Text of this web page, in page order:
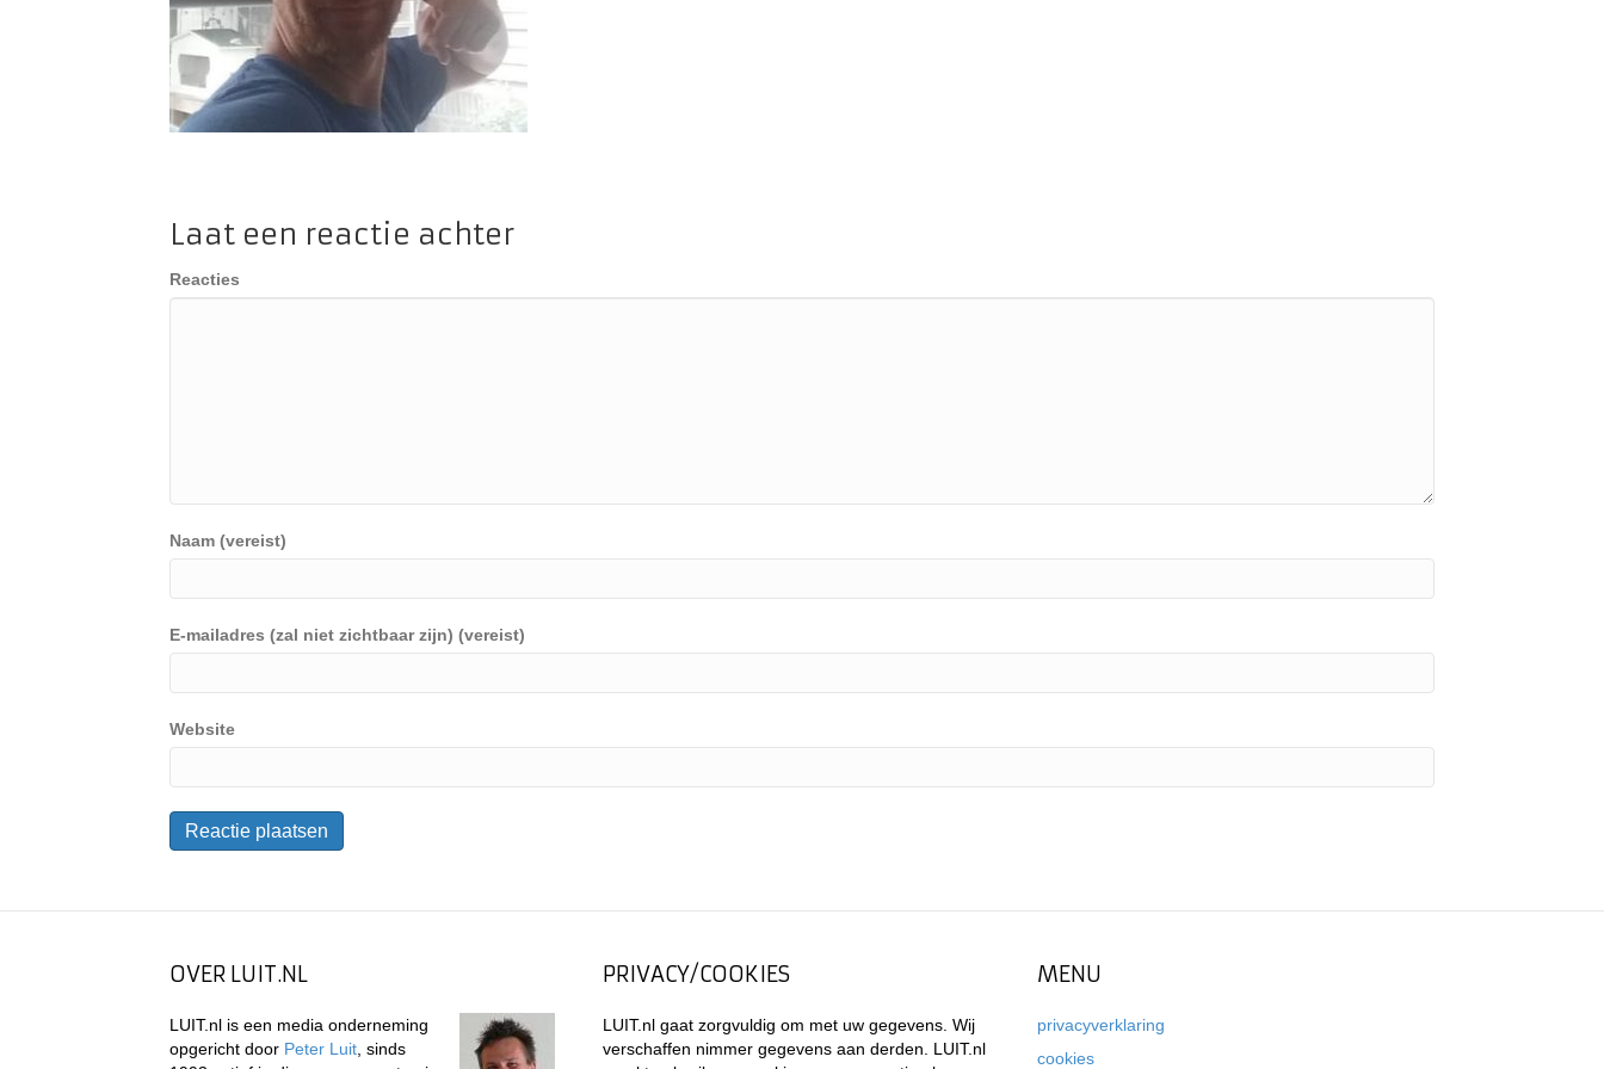
Laat een reactie achter
Reacties
Naam (vereist)
E-mailadres (zal niet zichtbaar zijn) (vereist)
Website
OVER LUIT.NL
LUIT.nl is een media onderneming
opgericht door Peter Luit , sinds
PRIVACY/COOKIES
LUIT.nl gaat zorgvuldig om met uw gegevens. Wij
verschaffen nimmer gegevens aan derden. LUIT.nl
MENU
privacyverklaring
cookies